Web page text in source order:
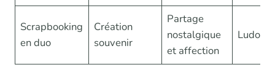
Scrapbooking
en duo
Création
souvenir
Partage
nostalgique
et affection